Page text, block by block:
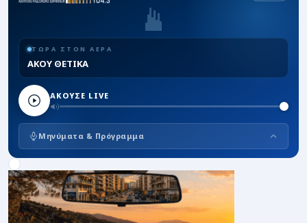
ΤΩΡΑ ΣΤΟΝ ΑΕΡΑ
ΑΚΟΥ ΘΕΤΙΚΑ
ΑΚΟΥΣΕ LIVE
Μηνύματα & Πρόγραμμα